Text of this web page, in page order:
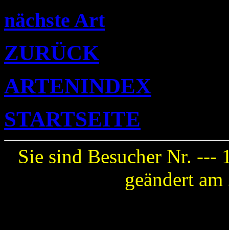
nächste Art
ZURÜCK
ARTENINDEX
STARTSEITE
Sie sind Besucher Nr. ---
geändert